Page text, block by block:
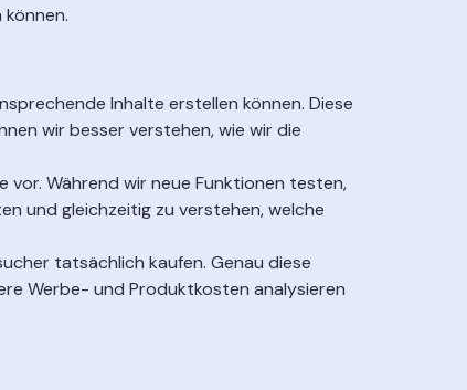
Inhalte erstellen können. Diese
wir besser verstehen, wie wir die
vor. Während wir neue Funktionen testen,
und gleichzeitig zu verstehen, welche
tatsächlich kaufen. Genau diese
Werbe- und Produktkosten analysieren